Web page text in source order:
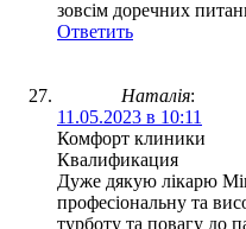
зовсім доречних
Ответить
Наталія:
11.05.2023 в 10:11
Комфорт клиники
Квалификация
Дуже дякую лікарю
професіональну та
турботу та повагу до